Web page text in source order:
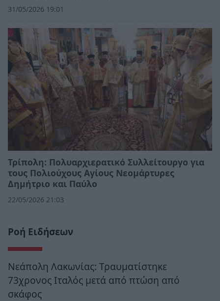
31/05/2026 19:01
Τρίπολη: Πολυαρχιερατικό Συλλείτουργο για
τους Πολιούχους Αγίους Νεομάρτυρες
Δημήτριο και Παύλο
22/05/2026 21:03
Ροή Ειδήσεων
Νεάπολη Λακωνίας: Τραυματίστηκε
73χρονος Ιταλός μετά από πτώση από
σκάφος